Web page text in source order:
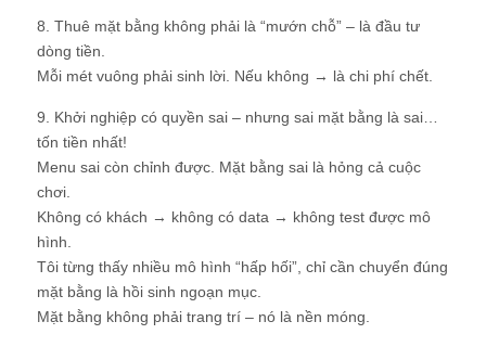
8. Thuê mặt bằng không phải là “mướn chỗ” – là đầu tư
dòng tiền.
Mỗi mét vuông phải sinh lời. Nếu không → là chi phí chết.
9. Khởi nghiệp có quyền sai – nhưng sai mặt bằng là sai…
tốn tiền nhất!
Menu sai còn chỉnh được. Mặt bằng sai là hỏng cả cuộc
chơi.
Không có khách → không có data → không test được mô
hình.
Tôi từng thấy nhiều mô hình “hấp hối”, chỉ cần chuyển đúng
mặt bằng là hồi sinh ngoạn mục.
Mặt bằng không phải trang trí – nó là nền móng.